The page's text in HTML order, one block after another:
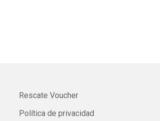
Rescate Voucher
Política de privacidad